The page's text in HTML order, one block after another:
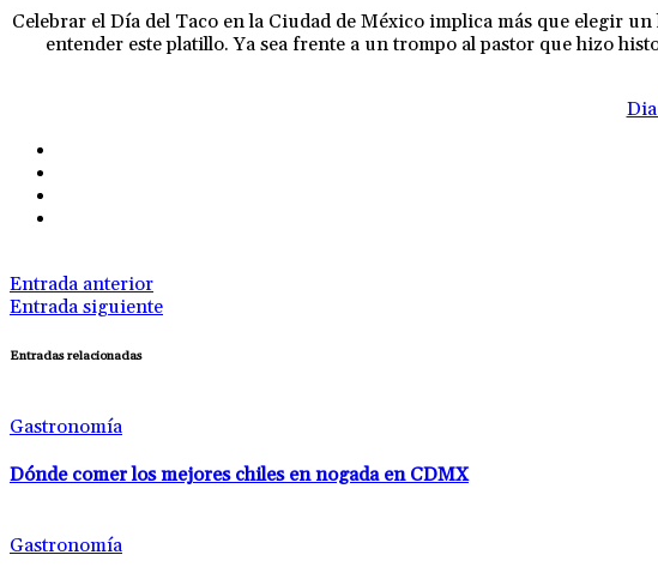
Celebrar el Día del Taco en la Ciudad de México implica más que elegir
entender este platillo. Ya sea frente a un trompo al pastor que hizo
Entrada anterior
Entrada siguiente
Entradas relacionadas
Gastronomía
Dónde comer los mejores chiles en nogada en CDMX
Gastronomía